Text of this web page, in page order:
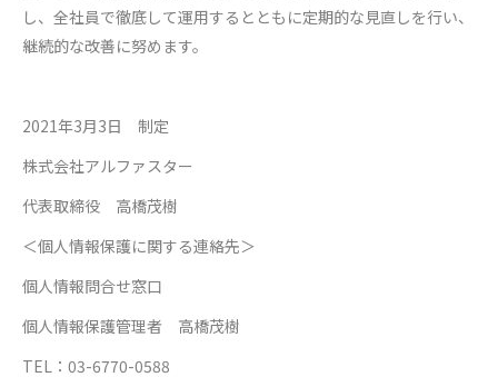
し、全社員で徹底して運用するとともに定期的な見直しを行い、
継続的な改善に努めます。
2021年3月3日 制定
株式会社アルファスター
代表取締役 高橋茂樹
＜個人情報保護に関する連絡先＞
個人情報問合せ窓口
個人情報保護管理者 高橋茂樹
TEL：03-6770-0588